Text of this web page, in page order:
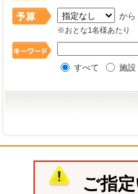
から
※おとな1名様あたり
すべて 施設
ご指